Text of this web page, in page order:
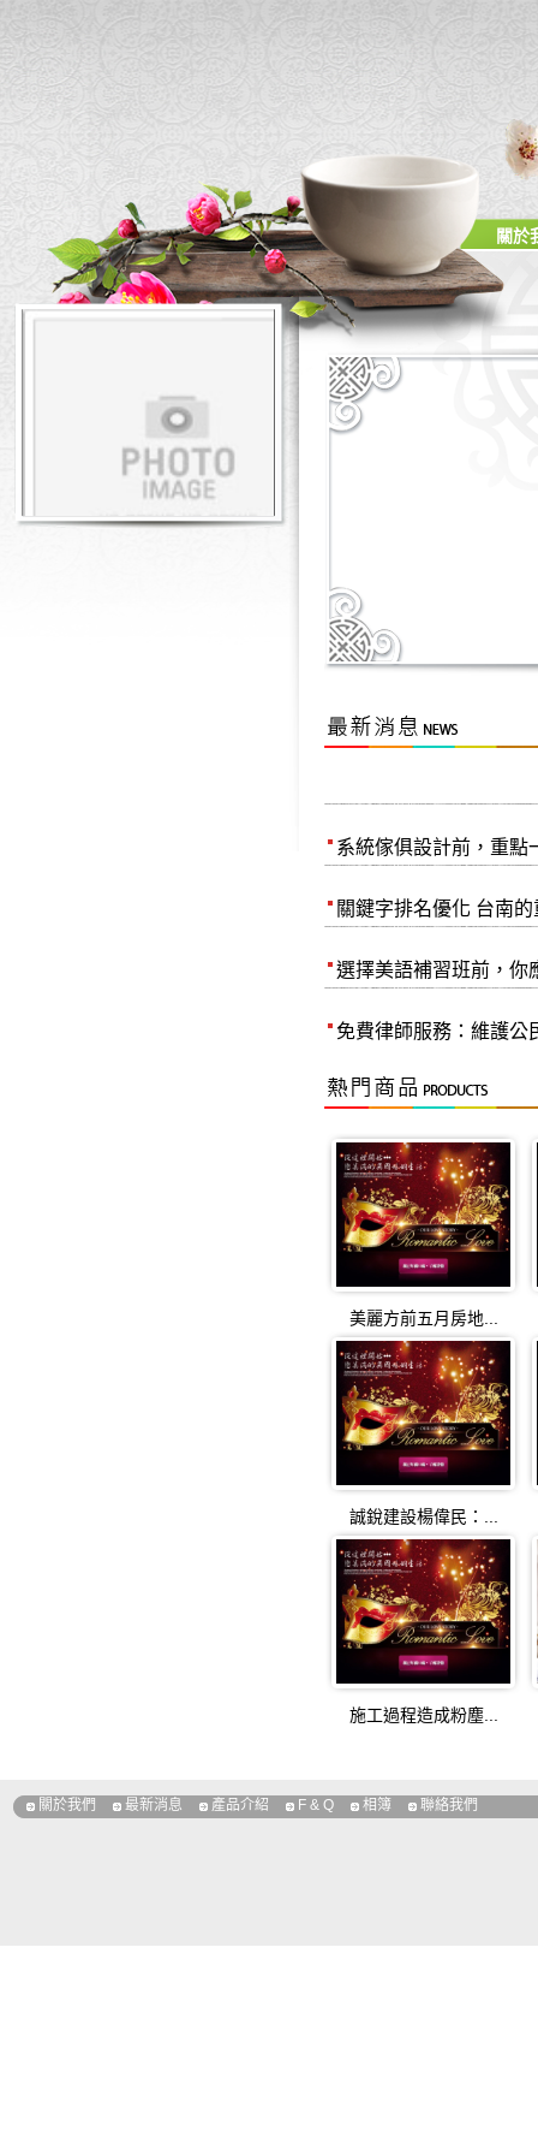
關於
中國雄安集團成立一家
北京建設(00925)疑出
建科院：公司已自行在
系統傢俱設計前，重點
關鍵字排名優化 台南
選擇美語補習班前，你
免費律師服務：維護公
台南音波治療的效果可
信任的破碎：感情挽回
白蟻的外觀是怎樣的？
關鍵字廣告的價格如何
挑戰運氣！mlb 即時比
高雄系統家具推薦｜
桃園推薦！室內設計
近境制作設計有限公
舊屋翻新哪間好？高
砸千萬全沒了！新一
防水圈手錶怎麼更換-
一頁式網頁是現今潮流
美麗方前五月房地...
誠銳建設楊偉民：...
施工過程造成粉塵...
關於我們 最新消息 產品介紹 F & Q 相簿 聯絡我們